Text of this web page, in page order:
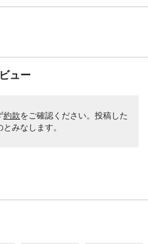
ュー
約款をご確認ください。投稿した
みなします。